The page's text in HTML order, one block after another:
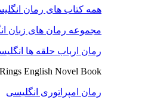
همه کتاب های رمان
مجموعه رمان های زبان
رمان ارباب حلقه ها
English Novel Book
رمان امپراتوری انگلیسی